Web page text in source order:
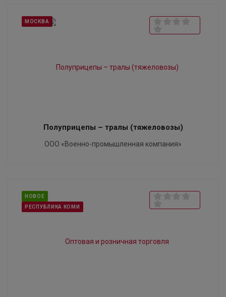
МОСКВА
Полуприцепы – тралы (тяжеловозы)
ООО «Военно-промышленная компания»
НОВОЕ
РЕСПУБЛИКА КОМИ